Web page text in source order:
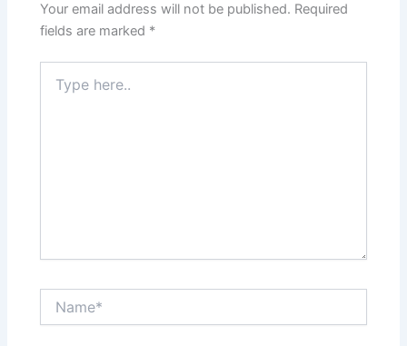
Your email address will not be published. Required
fields are marked *
here..